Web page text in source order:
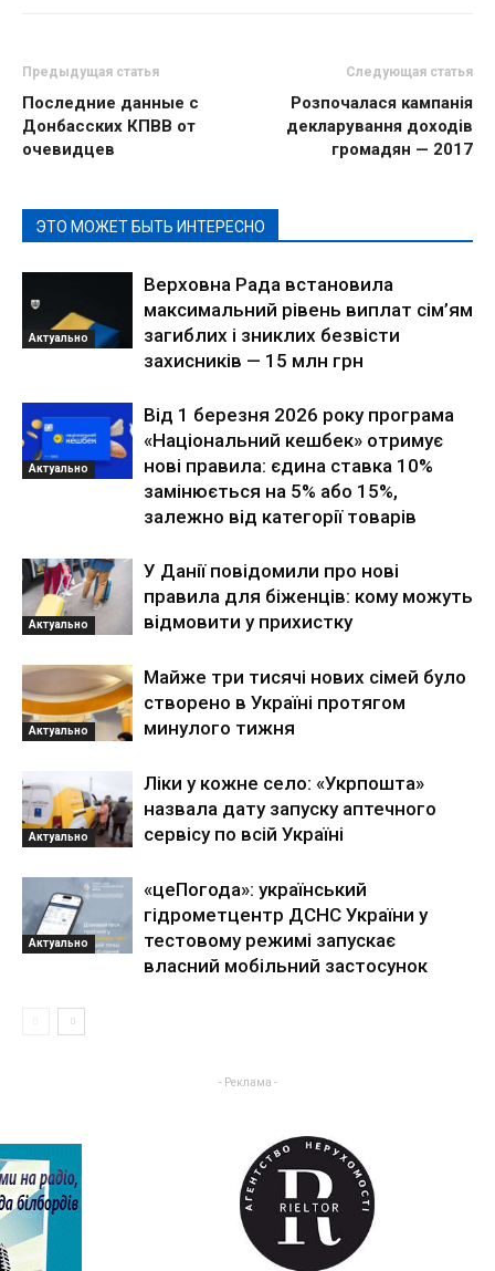
Предыдущая статья
Последние данные с
Донбасских КПВВ от
очевидцев
Следующая статья
Розпочалася кампанія
декларування доходів
громадян — 2017
ЭТО МОЖЕТ БЫТЬ ИНТЕРЕСНО
Актуально
Верховна Рада встановила
максимальний рівень виплат сім’ям
загиблих і зниклих безвісти
захисників — 15 млн грн
Актуально
Від 1 березня 2026 року програма
«Національний кешбек» отримує
нові правила: єдина ставка 10%
замінюється на 5% або 15%,
залежно від категорії товарів
Актуально
У Данії повідомили про нові
правила для біженців: кому можуть
відмовити у прихистку
Актуально
Майже три тисячі нових сімей було
створено в Україні протягом
минулого тижня
Актуально
Ліки у кожне село: «Укрпошта»
назвала дату запуску аптечного
сервісу по всій Україні
Актуально
«цеПогода»: український
гідрометцентр ДСНС України у
тестовому режимі запускає
власний мобільний застосунок
- Реклама -